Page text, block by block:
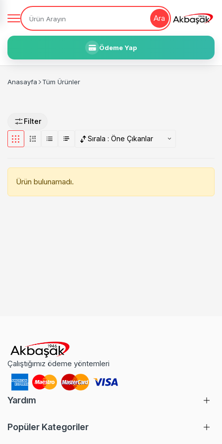
Ara
Ödeme Yap
Anasayfa Tüm Ürünler
Filter
Sırala : Öne Çıkanlar
Ürün bulunamadı.
Çalıştığımız ödeme yöntemleri
Yardım
Popüler Kategoriler